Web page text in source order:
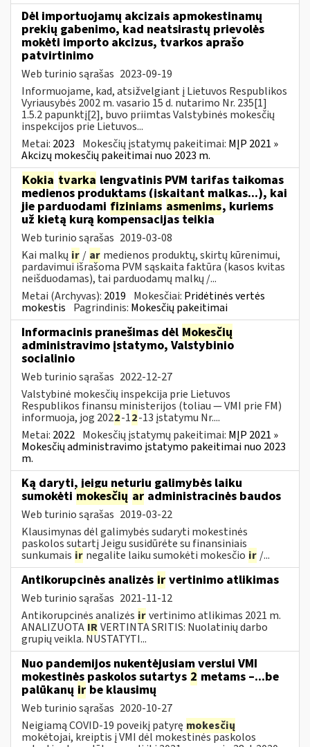
Dėl importuojamų akcizais apmokestinamų
prekių gabenimo, kad neatsirastų prievolės
mokėti importo akcizus, tvarkos aprašo
patvirtinimo
Web turinio sąrašas 2023-09-19
Informuojame, kad, atsižvelgiant į Lietuvos Respublikos
Vyriausybės 2002 m. vasario 15 d. nutarimo Nr. 235[1]
1.5.2 papunktį[2], buvo priimtas Valstybinės mokesčių
inspekcijos prie Lietuvos...
Metai: 2023 Mokesčių įstatymų pakeitimai: MĮP 2021 »
Akcizų mokesčių pakeitimai nuo 2023 m.
Kokia tvarka lengvatinis PVM tarifas taikomas
medienos produktams (įskaitant malkas...), kai
jie parduodami fiziniams asmenims, kuriems
už kietą kurą kompensacijas teikia
Web turinio sąrašas 2019-03-08
Kai malkų ir / ar medienos produktų, skirtų kūrenimui,
pardavimui išrašoma PVM sąskaita faktūra (kasos kvitas
neišduodamas), tai parduodamų malkų /...
Metai (Archyvas): 2019 Mokesčiai: Pridėtinės vertės
mokestis Pagrindinis: Mokesčių pakeitimai
Informacinis pranešimas dėl Mokesčių
administravimo įstatymo, Valstybinio
socialinio
Web turinio sąrašas 2022-12-27
Valstybinė mokesčių inspekcija prie Lietuvos
Respublikos finansų ministerijos (toliau — VMI prie FM)
informuoja, jog 2022-12-13 įstatymu Nr....
Metai: 2022 Mokesčių įstatymų pakeitimai: MĮP 2021 »
Mokesčių administravimo įstatymo pakeitimai nuo 2023
m.
Ką daryti, jeigu neturiu galimybės laiku
sumokėti mokesčių ar administracinės baudos
Web turinio sąrašas 2019-03-22
Klausimynas dėl galimybės sudaryti mokestinės
paskolos sutartį Jeigu susidūrėte su finansiniais
sunkumais ir negalite laiku sumokėti mokesčio ir /...
Antikorupcinės analizės ir vertinimo atlikimas
Web turinio sąrašas 2021-11-12
Antikorupcinės analizės irvertinimo atlikimas 2021 m.
ANALIZUOTA IRVERTINTA SRITIS: Nuolatinių darbo
grupių veikla. NUSTATYTI...
Nuo pandemijos nukentėjusiam verslui VMI
mokestinės paskolos sutartys 2 metams –...be
palūkanų ir be klausimų
Web turinio sąrašas 2020-10-27
Neigiamą COVID-19 poveikį patyrę mokesčių
mokėtojai, kreiptis į VMI dėl mokestinės paskolos